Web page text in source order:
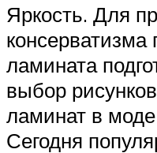
Яркость. Для
консерватизма
ламината
выбор
ламинат в
Сегодня